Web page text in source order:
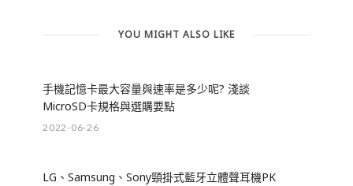
YOU MIGHT ALSO LIKE
手機記憶卡最大容量與速率是多少呢? 淺談
MicroSD卡規格與選購要點
2022-06-26
LG、Samsung、Sony頸掛式藍牙立體聲耳機PK